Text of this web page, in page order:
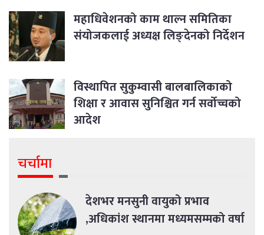
महाधिवेशनको काम थाल्न समितिका
संयोजकलाई अध्यक्ष लिङ्देनको निर्देशन
विस्थापित सुकुम्वासी बालबालिकाको
शिक्षा र आवास सुनिश्चित गर्न सर्वोच्चको
आदेश
चर्चामा
देशभर मनसुनी वायुको प्रभाव
,अधिकांश स्थानमा मध्यमसम्मको वर्षा